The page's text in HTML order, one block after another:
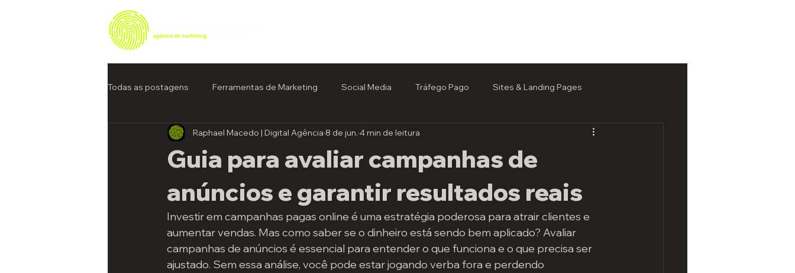
Todas as postagens Ferramentas de Marketing Social Media Tráfego Pago Sites & Landing Pages
Guia para avaliar campanhas de
anúncios e garantir resultados reais
Raphael Macedo | Digital Agência 8 de jun. 4 min de leitura
Investir em campanhas pagas online é uma estratégia poderosa para atrair clientes e
aumentar vendas. Mas como saber se o dinheiro está sendo bem aplicado? Avaliar
campanhas de anúncios é essencial para entender o que funciona e o que precisa ser
ajustado. Sem essa análise, você pode estar jogando verba fora e perdendo